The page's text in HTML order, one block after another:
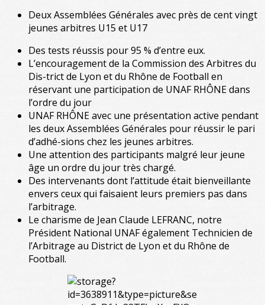
Deux Assemblées Générales avec près de cent vingt
jeunes arbitres U15 et U17
Des tests réussis pour 95 % d’entre eux.
L’encouragement de la Commission des Arbitres du
Dis-trict de Lyon et du Rhône de Football en
réservant une participation de UNAF RHÔNE dans
l’ordre du jour
UNAF RHÔNE avec une présentation active pendant
les deux Assemblées Générales pour réussir le pari
d’adhé-sions chez les jeunes arbitres.
Une attention des participants malgré leur jeune
âge un ordre du jour très chargé.
Des intervenants dont l’attitude était bienveillante
envers ceux qui faisaient leurs premiers pas dans
l’arbitrage.
Le charisme de Jean Claude LEFRANC, notre
Président National UNAF également Technicien de
l’Arbitrage au District de Lyon et du Rhône de
Football.